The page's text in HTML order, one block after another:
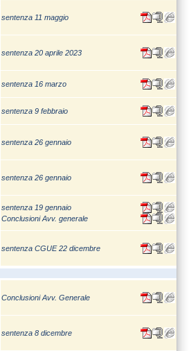
sentenza 11 maggio
sentenza 20 aprile 2023
sentenza 16 marzo
sentenza 9 febbraio
sentenza 26 gennaio
sentenza 26 gennaio
sentenza 19 gennaio
Conclusioni Avv. generale
sentenza CGUE 22 dicembre
Conclusioni Avv. Generale
sentenza 8 dicembre